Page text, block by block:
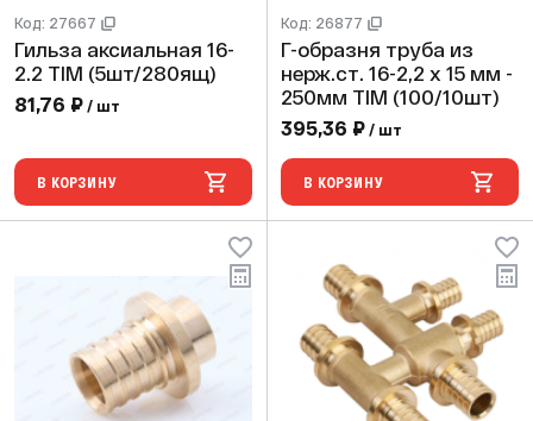
Код: 27667
Гильза аксиальная 16-
2.2 TIM (5шт/280ящ)
81,76 ₽ / шт
В КОРЗИНУ
Код: 26877
Г-образня труба из
нерж.ст. 16-2,2 х 15 мм -
250мм TIM (100/10шт)
395,36 ₽ / шт
В КОРЗИНУ